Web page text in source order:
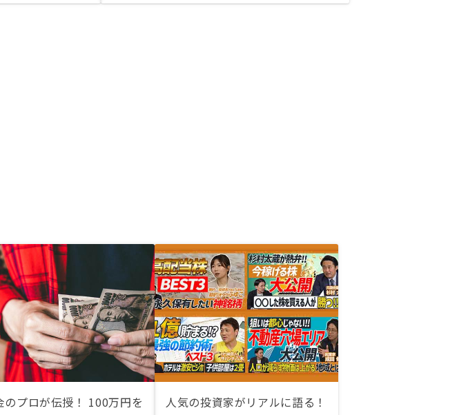
のプロが伝授！ 100万円を
人気の投資家がリアルに語る！